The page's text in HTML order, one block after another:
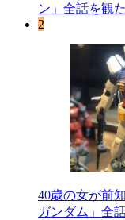
ン」全話を観
2
40歳の女が前
ガンダム」全